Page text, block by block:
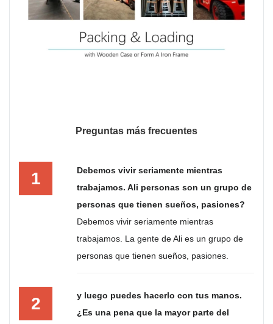
Preguntas más frecuentes
1
Debemos vivir seriamente mientras
trabajamos. Ali personas son un grupo de
personas que tienen sueños, pasiones?
Debemos vivir seriamente mientras
trabajamos. La gente de Ali es un grupo de
personas que tienen sueños, pasiones.
2
y luego puedes hacerlo con tus manos.
¿Es una pena que la mayor parte del